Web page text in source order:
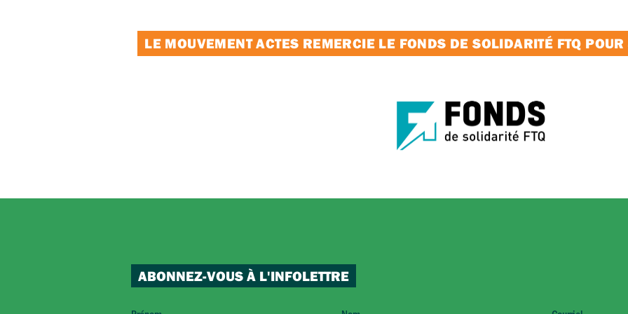
LE MOUVEMENT ACTES REMERCIE LE FONDS DE SOLIDARITÉ FTQ
ABONNEZ-VOUS À L'INFOLETTRE